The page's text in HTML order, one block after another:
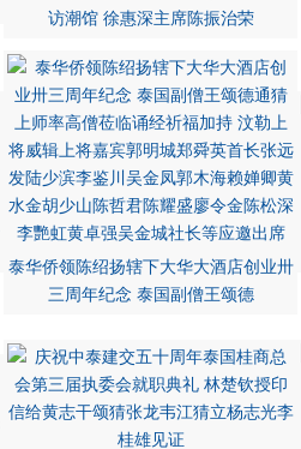
访潮馆 徐惠深主席陈振治荣
泰华侨领陈绍扬辖下大华大酒店创业卅
三周年纪念 泰国副僧王颂德